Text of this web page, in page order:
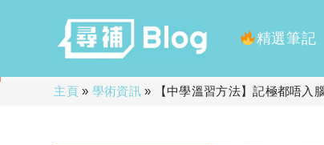
精選筆記
主頁» 學術資訊» 【中學溫習方法】記極都唔入